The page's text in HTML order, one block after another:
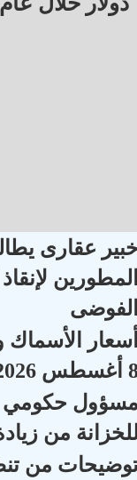
عقارى
الأسماك
2026
من
من